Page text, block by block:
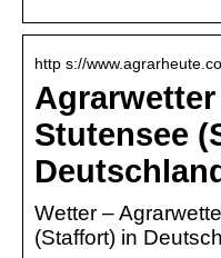
http s://
Agrarwetter
Stutensee
Wetter –
(Staffort) in